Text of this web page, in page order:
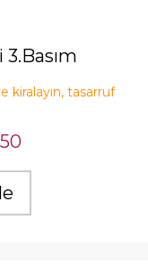
kiralayın, tasarruf